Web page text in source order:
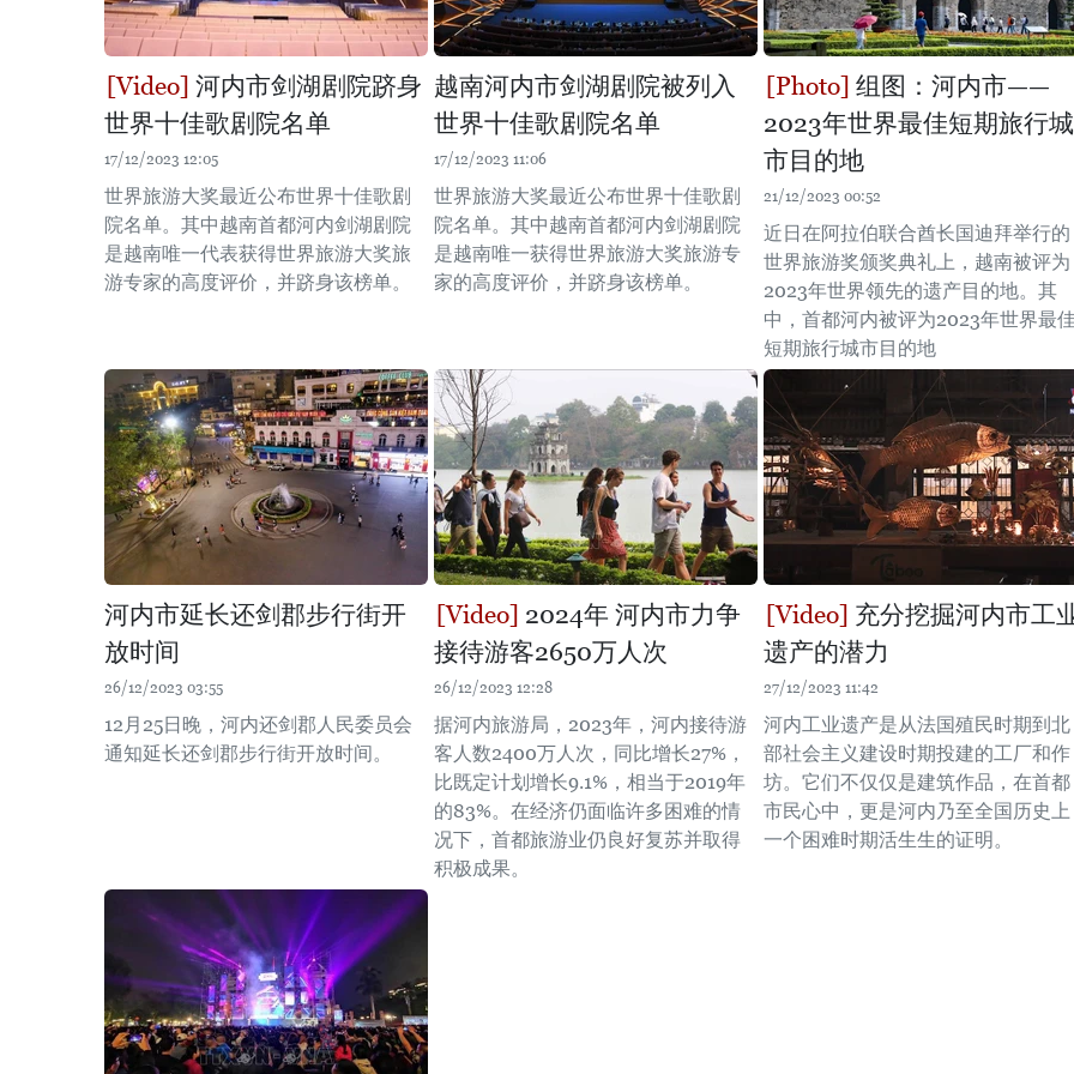
河内市剑湖剧院跻身
世界十佳歌剧院名单
17/12/2023 12:05
世界旅游大奖最近公布世界十佳歌剧
院名单。其中越南首都河内剑湖剧院
是越南唯一代表获得世界旅游大奖旅
游专家的高度评价，并跻身该榜单。
越南河内市剑湖剧院被列入
世界十佳歌剧院名单
17/12/2023 11:06
世界旅游大奖最近公布世界十佳歌剧
院名单。其中越南首都河内剑湖剧院
是越南唯一获得世界旅游大奖旅游专
家的高度评价，并跻身该榜单。
组图：河内市——
2023年世界最佳短期旅行城
市目的地
21/12/2023 00:52
近日在阿拉伯联合酋长国迪拜举行的
世界旅游奖颁奖典礼上，越南被评为
2023年世界领先的遗产目的地。其
中，首都河内被评为2023年世界最
短期旅行城市目的地
河内市延长还剑郡步行街开
放时间
26/12/2023 03:55
12月25日晚，河内还剑郡人民委员会
通知延长还剑郡步行街开放时间。
2024年 河内市力争
接待游客2650万人次
26/12/2023 12:28
据河内旅游局，2023年，河内接待游
客人数2400万人次，同比增长27%，
比既定计划增长9.1%，相当于2019年
的83%。在经济仍面临许多困难的情
况下，首都旅游业仍良好复苏并取得
积极成果。
充分挖掘河内市工
遗产的潜力
27/12/2023 11:42
河内工业遗产是从法国殖民时期到北
部社会主义建设时期投建的工厂和作
坊。它们不仅仅是建筑作品，在首都
市民心中，更是河内乃至全国历史上
一个困难时期活生生的证明。